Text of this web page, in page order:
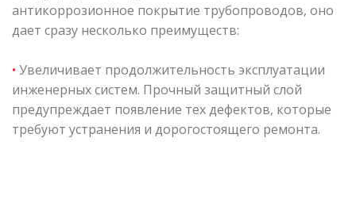
антикоррозионное покрытие трубопроводов, оно
дает сразу несколько преимуществ:
• Увеличивает продолжительность эксплуатации
инженерных систем. Прочный защитный слой
предупреждает появление тех дефектов, которые
требуют устранения и дорогостоящего ремонта.